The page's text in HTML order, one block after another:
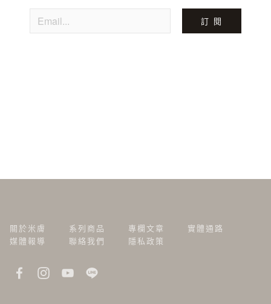
訂 閱
關於米膚 系列商品 專欄文章
實體通路
媒體報導
聯絡我們 隱私政策